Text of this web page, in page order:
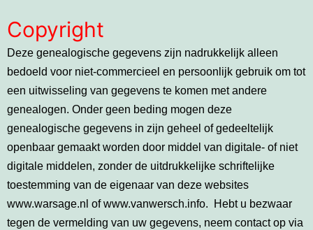
Copyright
Deze genealogische gegevens zijn nadrukkelijk alleen
bedoeld voor niet-commercieel en persoonlijk gebruik om tot
een uitwisseling van gegevens te komen met andere
genealogen. Onder geen beding mogen deze
genealogische gegevens in zijn geheel of gedeeltelijk
openbaar gemaakt worden door middel van digitale- of niet
digitale middelen, zonder de uitdrukkelijke schriftelijke
toestemming van de eigenaar van deze websites
www.warsage.nl of www.vanwersch.info. Hebt u bezwaar
tegen de vermelding van uw gegevens, neem contact op via